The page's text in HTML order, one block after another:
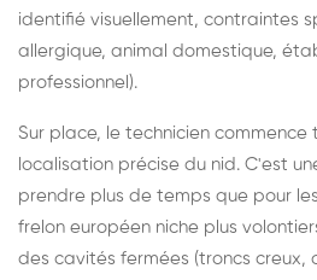
identifié visuellement, contraintes
allergique, animal domestique,
professionnel).
Sur place, le technicien commence
localisation précise du nid. C'est
prendre plus de temps que pour
frelon européen niche plus
des cavités fermées (troncs creux,